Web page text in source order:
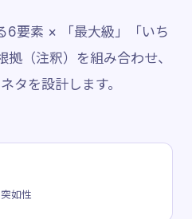
6要素 × 「最大級」「いち
（注釈）を組み合わせ、
タを設計します。
如性